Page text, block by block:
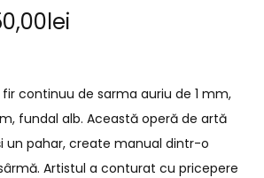
lei
continuu de sarma auriu de 1 mm,
fundal alb. Această operă de artă
un pahar, create manual dintr-o
Artistul a conturat cu pricepere